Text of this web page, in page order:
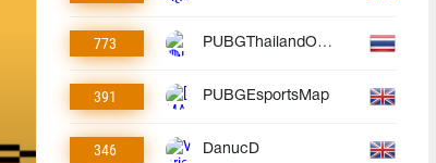
773 PUBGThailandOfficial
391 PUBGEsportsMap
346 DanucD